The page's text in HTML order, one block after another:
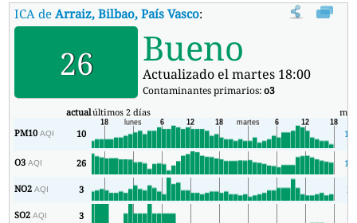
ICA deArraiz, Bilbao, País Vasco: Índice de la Calidad del Aire
26 Bueno
Actualizado el martes 18:00
Contaminantes primarios:o3
actualúltimos 2 días
PM10AQI 10 10
O3AQI 26 14
NO2AQI 3 2
SO2AQI 3 3